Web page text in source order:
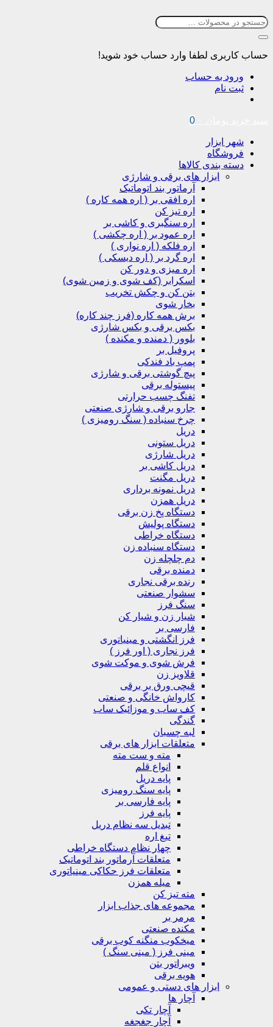
لطفا وارد حساب خود شوید!
به حساب
بندی کالاها
ابزار های برقی و شارژی
آرماتور بند اتوماتیک
اره افقی بر ( اره همه کاره )
اره تیز کن
اره سنگبری و کاشی بر
اره عمود بر ( اره چکشی )
اره فلکه ( اره نواری )
اره گرد بر ( اره دیسکی )
اره میزی و دور کن
اسکرابر (کف شوی و زمین شوی)
بتن کن و چکش تخریب
بخار شوی
برش همه کاره (فرز چند کاره)
بکس برقی و بکس شارژی
بلوور ( دمنده و مکنده )
پروفیل بر
پمپ باد فندکی
پیچ گوشتی برقی و شارژی
پیستوله برقی
تفنگ چسب حرارتی
جارو برقی و شارژی صنعتی
چرخ سنباده ( سنگ رومیزی )
دریل ستونی
دریل شارژی
دریل کاشی بر
دریل مگنت
دریل نمونه برداری
دریل همزن
دستگاه پخ زن برقی
دستگاه پولیش
دستگاه خراطی
دستگاه سنباده زن
دم چلچله زن
دمنده برقی
رنده برقی نجاری
سشوار صنعتی
سنگ فرز
شیار زن و شیار کن
فارسی بر
فرز انگشتی و مینیاتوری
فرز نجاری ( اور فرز )
فرش شوی و موکت شوی
قلاویز زن
قیچی ورق بر برقی
کارواش خانگی و صنعتی
کف ساب و موزائیک ساب
لبه چسبان
متعلقات ابزار های برقی
مته و ست مته
انواع قلم
پایه دریل
پایه سنگ رومیزی
پایه فارسی بر
تبدیل سه نظام دریل
چهار نظام دستگاه خراطی
متعلقات آرماتور بند اتوماتیک
متعلقات فرز حکاکی مینیاتوری
میله همزن
مته تیز کن
مجموعه های جذاب ابزار
مکنده صنعتی
میخکوب منگنه کوب برقی
مینی فرز ( مینی سنگ )
ویبراتور بتن
هویه برقی
ابزار های دستی و عمومی
آچار تکی
آچار جغجغه